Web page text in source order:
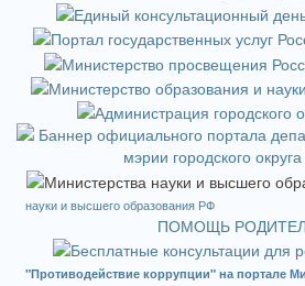
науки и высшего образования РФ
ПОМОЩЬ
"Противодействие коррупции" на портале